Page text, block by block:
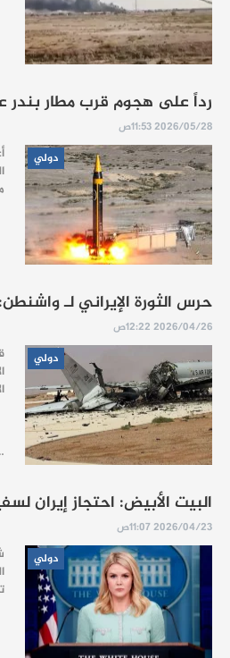
رداً على هجوم قرب مطار بندر
2026/05/28 11:53ص
دولي
حرس الثورة الإيراني لـ
2026/04/26 12:22ص
دولي
البيت الأبيض: احتجاز إيران
2026/04/23 11:07ص
دولي